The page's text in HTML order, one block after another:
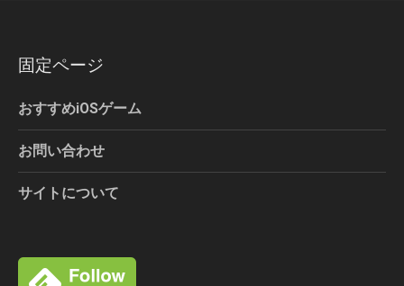
固定ページ
おすすめiOSゲーム
お問い合わせ
サイトについて